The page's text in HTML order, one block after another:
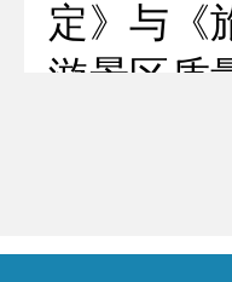
定》与《
游景区质